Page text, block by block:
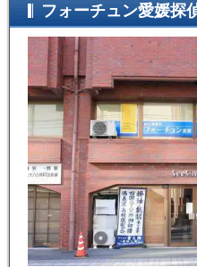
フォーチュン愛媛探